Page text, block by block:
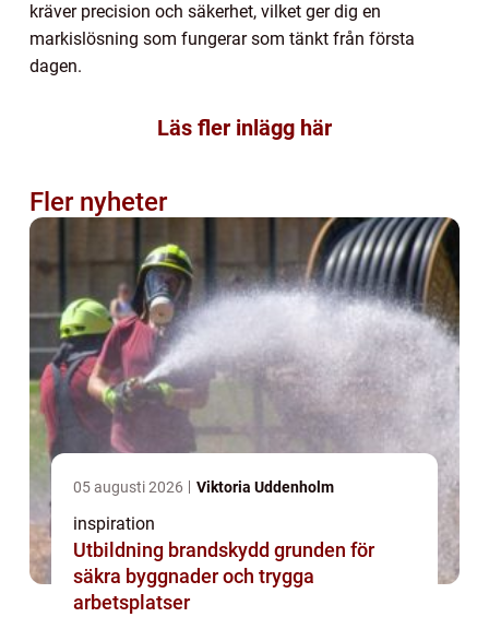
kräver precision och säkerhet, vilket ger dig en
markislösning som fungerar som tänkt från första
dagen.
Läs fler inlägg här
Fler nyheter
05 augusti 2026 Viktoria Uddenholm
inspiration
Utbildning brandskydd grunden för
säkra byggnader och trygga
arbetsplatser